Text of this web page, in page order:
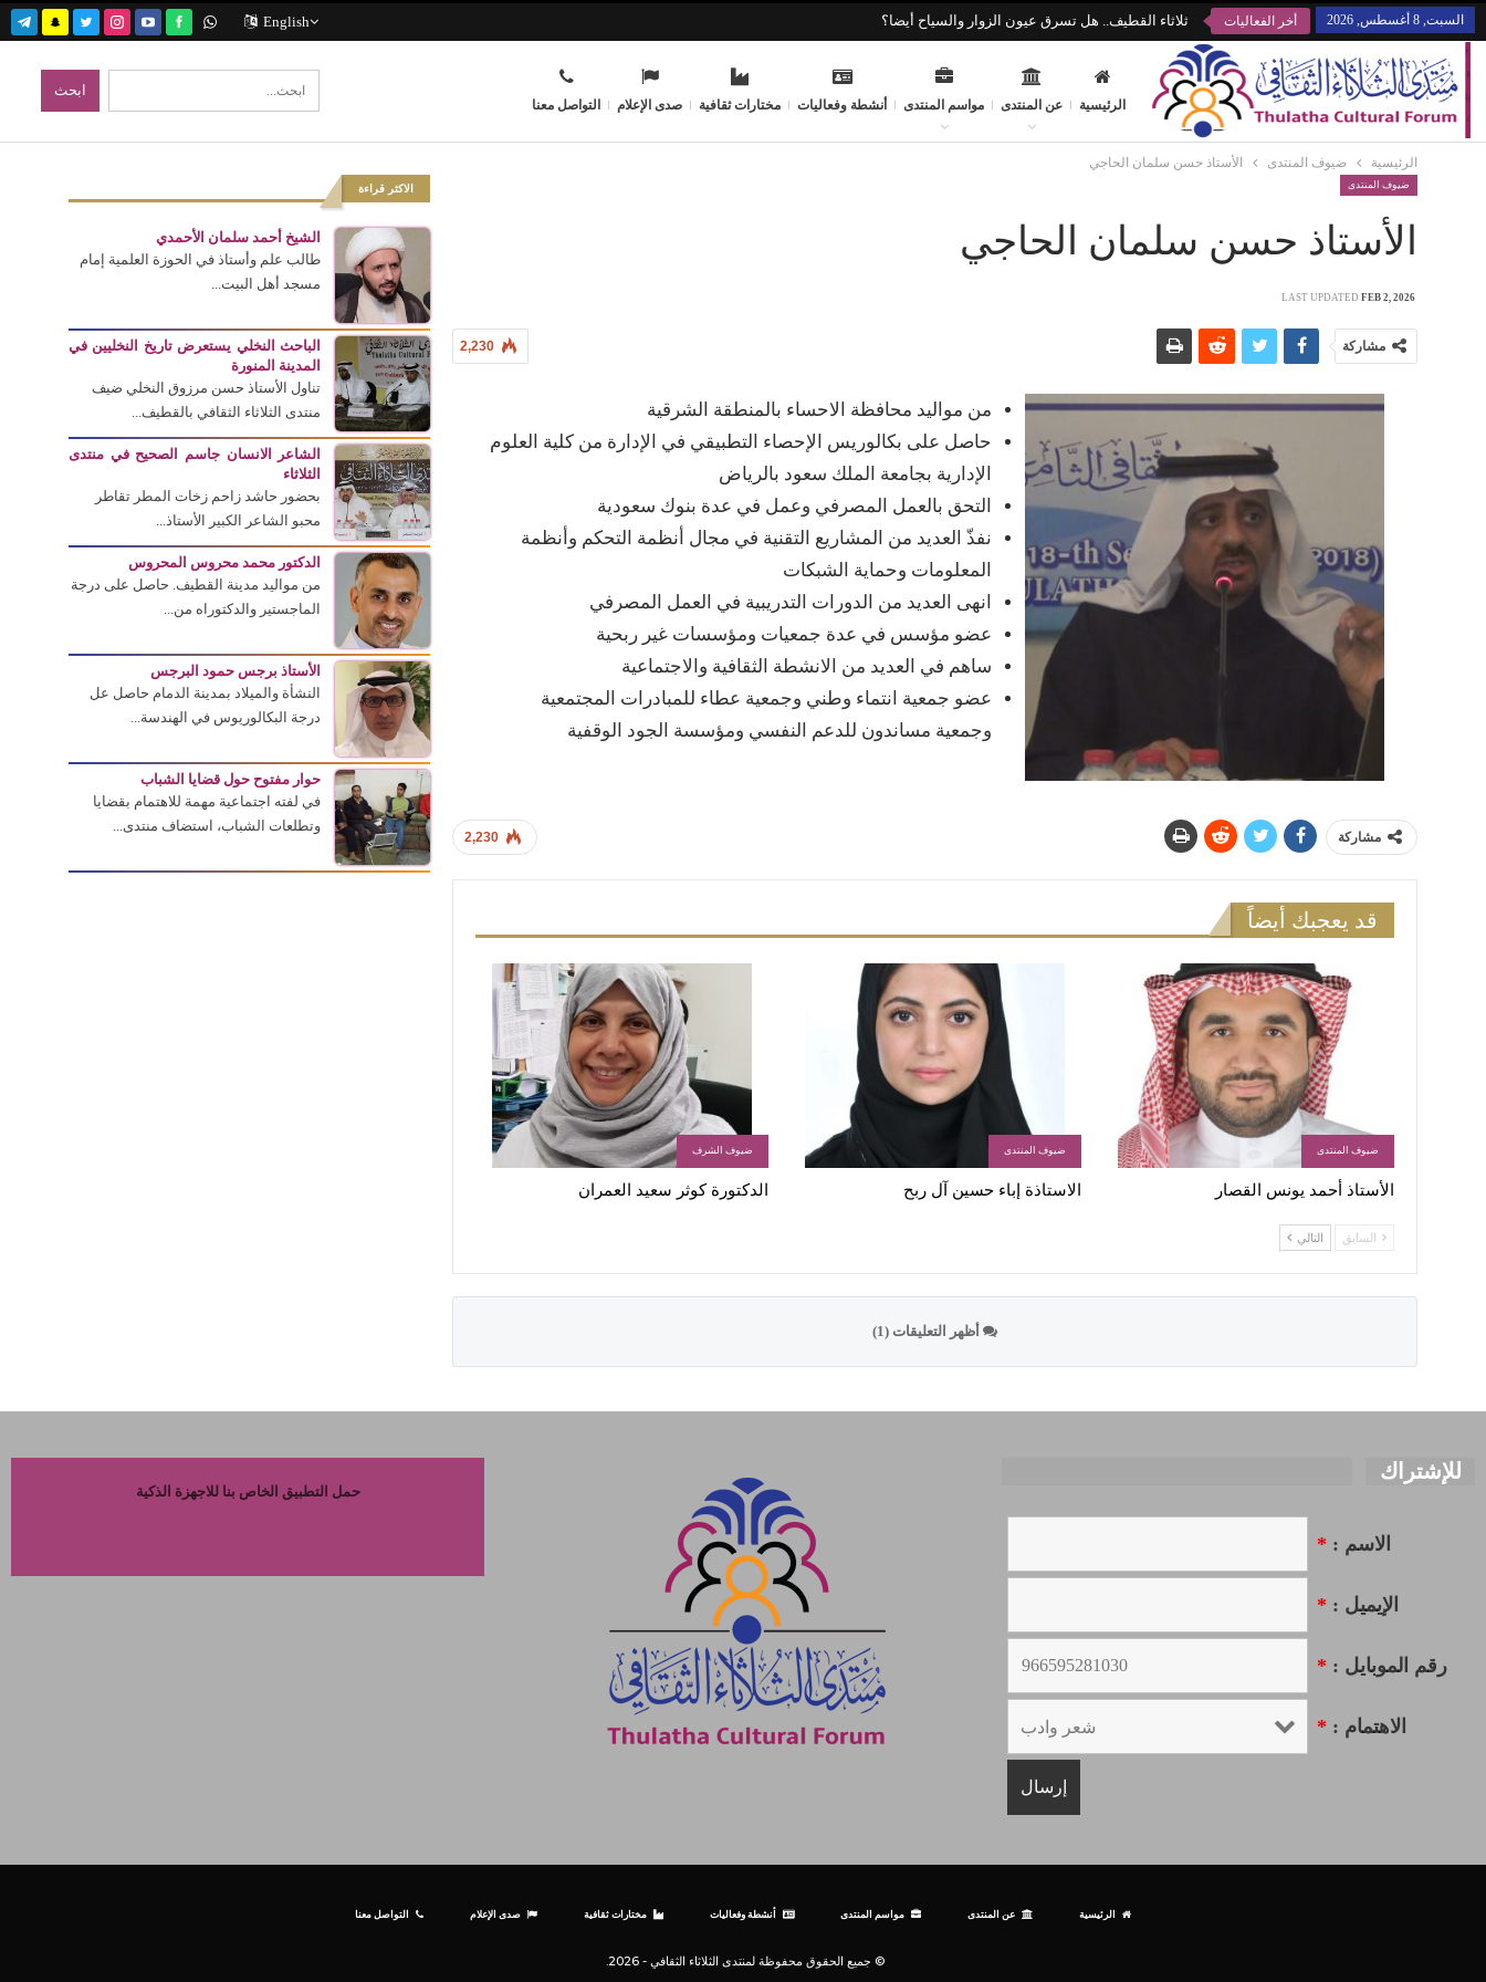
English السبت, 8 أغسطس, 2026 أخر الفعاليات ثلاثاء القطيف.. هل تسرق عيون الزوار والسياح أيضا؟
الرئيسية عن المنتدى مواسم المنتدى أنشطة وفعاليات مختارات ثقافية صدى الإعلام التواصل معنا
الرئيسية ضيوف المنتدى الأستاذ حسن سلمان الحاجي
ضيوف المنتدى
الأستاذ حسن سلمان الحاجي
LAST UPDATED FEB 2, 2026
2,230 مشاركة
من مواليد محافظة الاحساء بالمنطقة الشرقية
حاصل على بكالوريس الإحصاء التطبيقي في الإدارة من كلية العلوم
الإدارية بجامعة الملك سعود بالرياض
التحق بالعمل المصرفي وعمل في عدة بنوك سعودية
نفذّ العديد من المشاريع التقنية في مجال أنظمة التحكم وأنظمة
المعلومات وحماية الشبكات
انهى العديد من الدورات التدريبية في العمل المصرفي
عضو مؤسس في عدة جمعيات ومؤسسات غير ربحية
⁠ساهم في العديد من الانشطة الثقافية والاجتماعية
عضو جمعية انتماء وطني وجمعية عطاء للمبادرات المجتمعية
وجمعية مساندون للدعم النفسي ومؤسسة الجود الوقفية
2,230 مشاركة
قد يعجبك أيضاً
ضيوف المنتدى
الأستاذ أحمد يونس القصار
ضيوف المنتدى
الاستاذة إباء حسين آل ربح
ضيوف الشرف
الدكتورة كوثر سعيد العمران
السابق التالي
أظهر التعليقات (1)
الاكثر قراءة
الشيخ أحمد سلمان الأحمدي
طالب علم وأستاذ في الحوزة العلمية إمام
مسجد أهل البيت...
الباحث النخلي يستعرض تاريخ النخليين في
المدينة المنورة
تناول الأستاذ حسن مرزوق النخلي ضيف
منتدى الثلاثاء الثقافي بالقطيف...
الشاعر الانسان جاسم الصحيح في منتدى
الثلاثاء
بحضور حاشد زاحم زخات المطر تقاطر
محبو الشاعر الكبير الأستاذ...
الدكتور محمد محروس المحروس
من مواليد مدينة القطيف. حاصل على درجة
الماجستير والدكتوراه من...
الأستاذ برجس حمود البرجس
النشأة والميلاد بمدينة الدمام حاصل عل
درجة البكالوريوس في الهندسة...
حوار مفتوح حول قضايا الشباب
في لفته اجتماعية مهمة للاهتمام بقضايا
وتطلعات الشباب، استضاف منتدى...
للإشتراك
الاسم : *
الإيميل : *
رقم الموبايل : *
الاهتمام : *
حمل التطبيق الخاص بنا للاجهزة الذكية
الرئيسية عن المنتدى مواسم المنتدى أنشطة وفعاليات مختارات ثقافية صدى الإعلام التواصل معنا
© جميع الحقوق محفوظة لمنتدى الثلاثاء الثقافي - 2026.